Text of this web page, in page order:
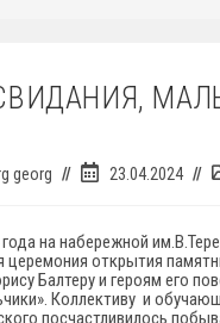
georg
Запись23.04.2024
года на набережной
церемония открытия
Балтеру и героям его
Коллективу и
посчастливилось